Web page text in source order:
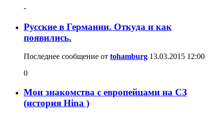
-
Русские в Германии. Откуда и как
появились.
Последнее сообщение от tohamburg 13.03.2015 12:00
0
Мои знакомства с европейцами на СЗ
(история Hina )